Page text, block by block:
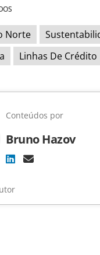
Norte
Linhas De Crédito
Conteúdos por
Bruno Hazov